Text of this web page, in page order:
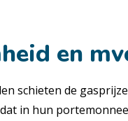
en
schieten de
in hun